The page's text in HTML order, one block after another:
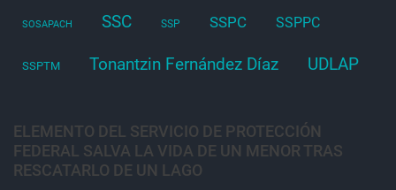
SOSAPACH SSC SSP SSPC SSPPC
SSPTM Tonantzin Fernández Díaz UDLAP
ELEMENTO DEL SERVICIO DE PROTECCIÓN
FEDERAL SALVA LA VIDA DE UN MENOR TRAS
RESCATARLO DE UN LAGO